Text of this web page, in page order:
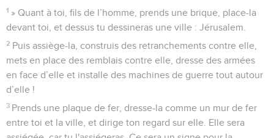
1 » Quant à toi, fils de l’homme, prends une brique, place-la
devant toi, et dessus tu dessineras une ville : Jérusalem.
2 Puis assiège-la, construis des retranchements contre elle,
mets en place des remblais contre elle, dresse des armées
en face d’elle et installe des machines de guerre tout autour
d’elle !
3 Prends une plaque de fer, dresse-la comme un mur de fer
entre toi et la ville, et dirige ton regard sur elle. Elle sera